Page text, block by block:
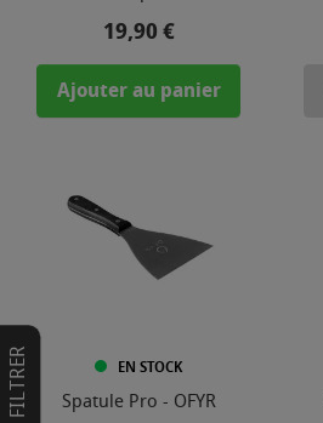
FILTRER
Prix
19,90 €
Ajouter au panier
EN STOCK
Spatule Pro - OFYR